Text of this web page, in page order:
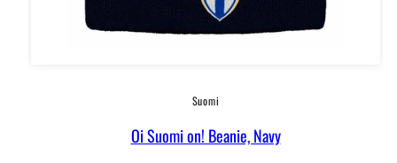
Suomi
Oi Suomi on! Beanie, Navy